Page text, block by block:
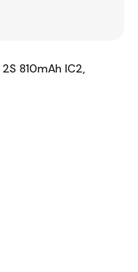
810mAh IC2,